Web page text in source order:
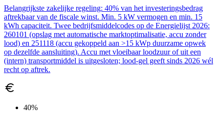
Belangrijkste zakelijke regeling: 40% van het investeringsbedrag
aftrekbaar van de fiscale winst. Min. 5 kW vermogen en min. 15
kWh capaciteit. Twee bedrijfsmiddelcodes op de Energielijst 2026:
260101 (opslag met automatische marktoptimalisatie, accu zonder
lood) en 251118 (accu gekoppeld aan >15 kWp duurzame opwek
op dezelfde aansluiting). Accu met vloeibaar loodzuur of uit een
(intern) transportmiddel is uitgesloten; lood-gel geeft sinds 2026 wél
recht op aftrek.
40%